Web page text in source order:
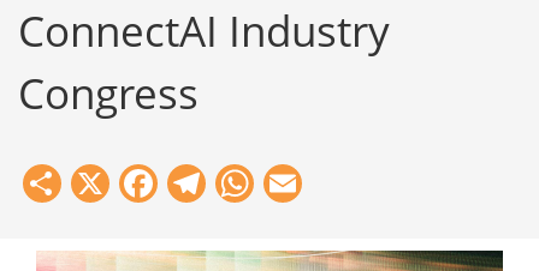
Herramientas
ConnectAI Industry
Congress
Share
X Facebook
Telegram
WhatsApp